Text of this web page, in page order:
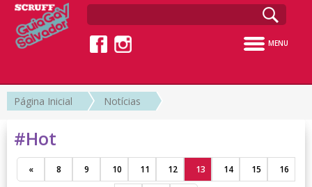
MENU
Página Inicial Notícias
#Hot
« 8 9 10 11 12 13 14 15 16